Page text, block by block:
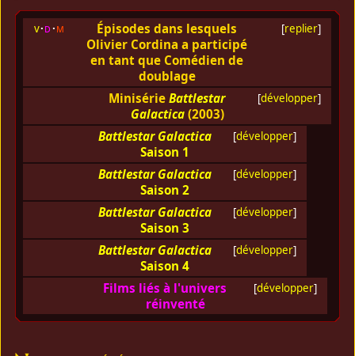
[replier]
v d m
Épisodes dans lesquels
Olivier Cordina a participé
en tant que Comédien de
doublage
[développer]
MinisérieBattlestar
Galactica(2003)
[développer]
Battlestar Galactica
Saison 1
[développer]
Battlestar Galactica
Saison 2
[développer]
Battlestar Galactica
Saison 3
[développer]
Battlestar Galactica
Saison 4
[développer]
Films liés à l'univers
réinventé